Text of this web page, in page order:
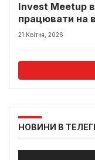
Invest Meetup
працювати на
21 Квітня, 2026
НОВИНИ В